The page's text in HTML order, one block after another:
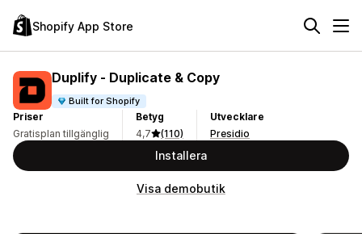
Shopify App Store
Duplify ‑ Duplicate & Copy
Built for Shopify
Priser
Gratisplan tillgänglig
Betyg
4,7
(110)
Utvecklare
Presidio
Installera
Visa demobutik